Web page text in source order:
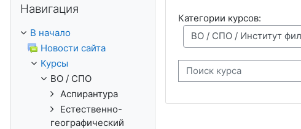
Категории курсов:
Поиск курса
Навигация
В начало
Новости сайта
Курсы
ВО / СПО
Аспирантура
Естественно-
географический